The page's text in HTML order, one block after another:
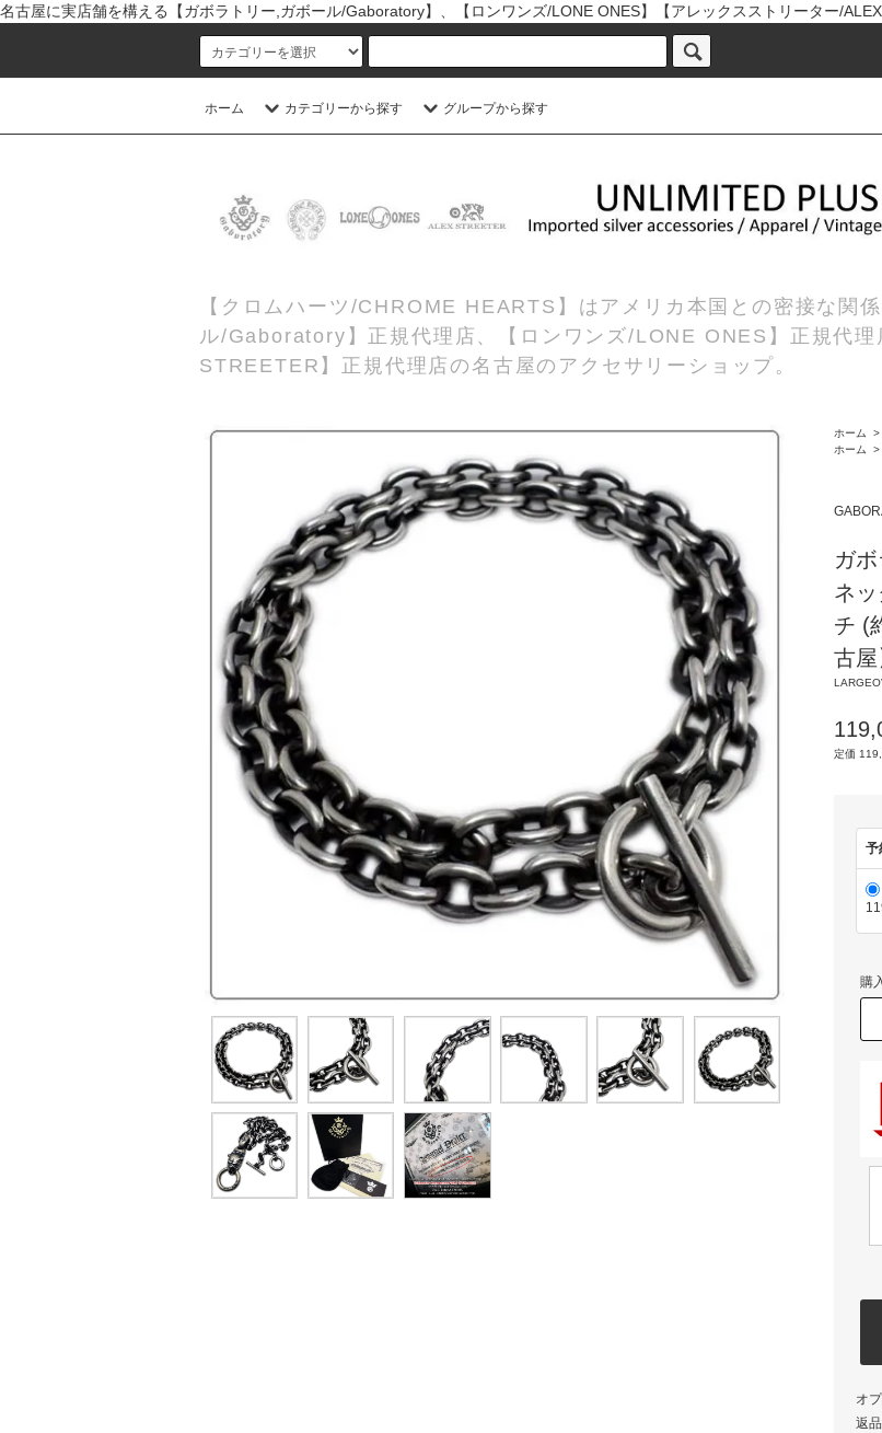
名古屋に実店舗を構える【ガボラトリー,ガボール/Gaboratory】、【ロンワンズ/LONE ONES】【アレックスストリーター/
ホーム カテゴリーから探す グループから探す
【クロムハーツ/CHROME HEARTS】はアメリカ本国との密接な関
ル/Gaboratory】正規代理店、【ロンワンズ/LONE ONES】正規代
STREETER】正規代理店の名古屋のアクセサリーショップ。
ホーム >
ホーム
>
ガ
ネ
チ (
古屋
定価
予
購
オ
返